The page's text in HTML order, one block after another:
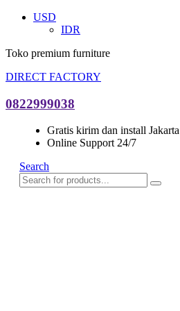
USD
IDR
Toko premium furniture
DIRECT FACTORY
0822999038
Gratis kirim dan install Jakarta
Online Support 24/7
Search